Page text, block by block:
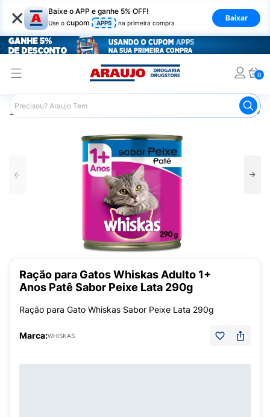
× Baixe o APP e ganhe 5% OFF!
Use o cupom APP5 na primeira compra
Baixar
0
Araujo Pet Shop Ração
Ração para Gatos Whiskas Adulto 1+
Anos Patê Sabor Peixe Lata 290g
Ração para Gato Whiskas Sabor Peixe Lata 290g
Marca:WHISKAS